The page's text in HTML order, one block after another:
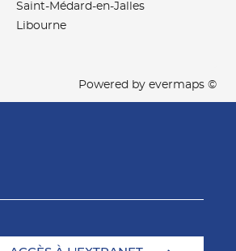
Saint-Médard-en-Jalles
Libourne
Powered by evermaps ©